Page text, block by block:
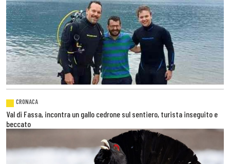
CRONACA
Val di Fassa, incontra un gallo cedrone sul sentiero, turista inseguito e
beccato